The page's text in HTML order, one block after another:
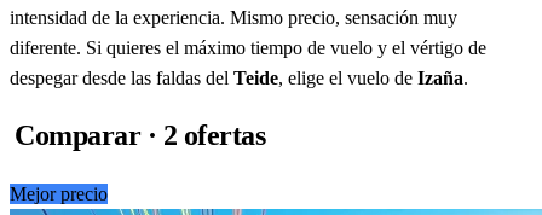
intensidad de la experiencia. Mismo precio, sensación muy
diferente. Si quieres el máximo tiempo de vuelo y el vértigo de
despegar desde las faldas del Teide, elige el vuelo de Izaña.
Comparar · 2 ofertas
Mejor precio